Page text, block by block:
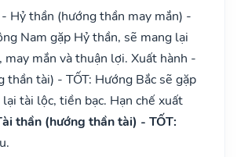
Hỷ thần (hướng thần may mắn) -
Nam gặp Hỷ thần, sẽ mang lại
may mắn và thuận lợi. Xuất hành -
thần tài) - TỐT: Hướng Bắc sẽ gặp
tài lộc, tiền bạc. Hạn chế xuất
thần (hướng thần tài) - TỐT: